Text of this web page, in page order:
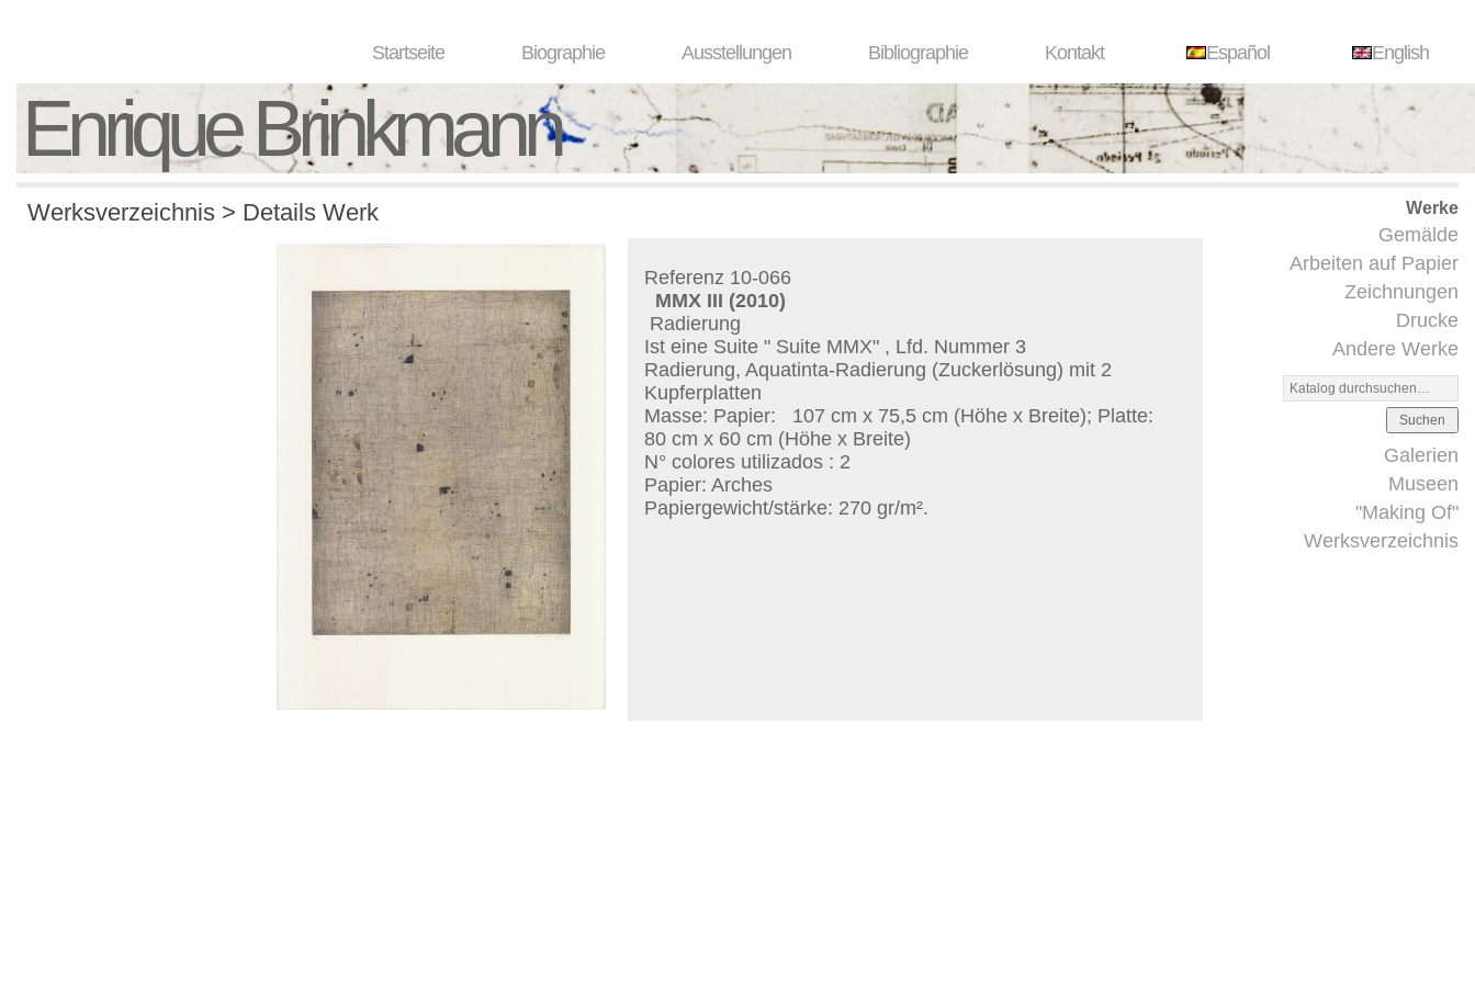
Startseite Biographie Ausstellungen Bibliographie Kontakt Español English
Enrique Brinkmann
Werke
Gemälde
Arbeiten auf Papier
Zeichnungen
Drucke
Andere Werke
Suchen
Galerien
Museen
"Making Of"
Werksverzeichnis
Werksverzeichnis > Details Werk
Referenz 10-066
MMX III (2010)
Radierung
Ist eine Suite " Suite MMX" , Lfd. Nummer 3
Radierung, Aquatinta-Radierung (Zuckerlösung) mit 2
Kupferplatten
Masse: Papier:
107 cm x 75,5 cm (Höhe x Breite); Platte:
80 cm x 60 cm (Höhe x Breite)
N° colores utilizados : 2
Papier: Arches
Papiergewicht/stärke: 270 gr/m².